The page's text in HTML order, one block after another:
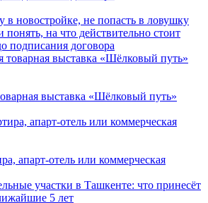
в новостройке, не попасть в ловушку
на что действительно стоит
подписания договора
выставка «Шёлковый путь»
апарт-отель или коммерческая